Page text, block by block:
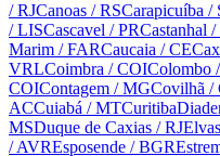
/ RJCanoas / RSCarapicuíba /
/ LISCascavel / PRCastanhal /
Marim / FARCaucaia / CE
VRLCoimbra / COIColombo
COIContagem / MGCovilhã /
ACCuiabá / MTCuritiba
MSDuque de Caxias / RJElvas
/ AVREsposende / BGR